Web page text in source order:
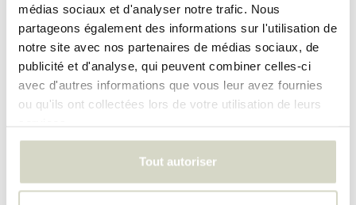
médias sociaux et d'analyser notre trafic. Nous
partageons également des informations sur l'utilisation de
notre site avec nos partenaires de médias sociaux, de
publicité et d'analyse, qui peuvent combiner celles-ci
avec d'autres informations que vous leur avez fournies
ou qu'ils ont collectées lors de votre utilisation de leurs
Tout autoriser
fortes chances que vous soyez probablement émerveillé par
l'ambiance que vous avez réussi à créer dans votre maison. Si
vous avez besoin de conseils dès maintenant, il est bien entendu
toujours possible de nous contacter. Nous sommes heureux de
vous aider dans votre recherche de l'oreiller HKliving parfait pour
votre maison.
Bien que les oreillers et couvertures de HKliving soient fabriqués